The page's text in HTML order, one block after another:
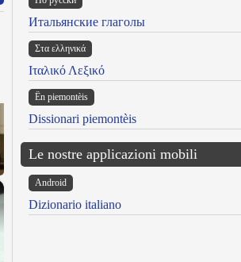
Итальянские глаголы
Στα ελληνικά
Ιταλικό Λεξικό
Ën piemontèis
Dissionari piemontèis
Le nostre applicazioni mobili
Android
Dizionario italiano